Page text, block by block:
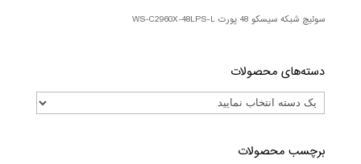
سوئیچ شبکه سیسکو 48 پورت WS-C2960X-48LPS-L
دسته‌های محصولات
برچسب محصولات